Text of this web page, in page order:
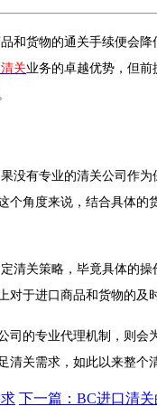
和货物的通关手续便会
关业务的卓越优势，但
没有专业的清关公司作
角度来说，结合具体
清关策略，毕竟具体的
于进口商品和货物的
的专业代理机制，则
关需求，如此以来整个
下一篇：BC进口清